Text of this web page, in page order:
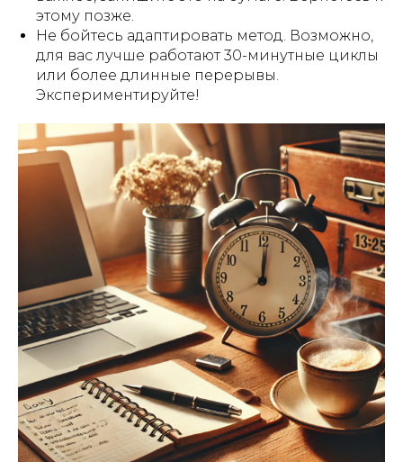
этому позже.
Не бойтесь адаптировать метод. Возможно,
для вас лучше работают 30-минутные циклы
или более длинные перерывы.
Экспериментируйте!